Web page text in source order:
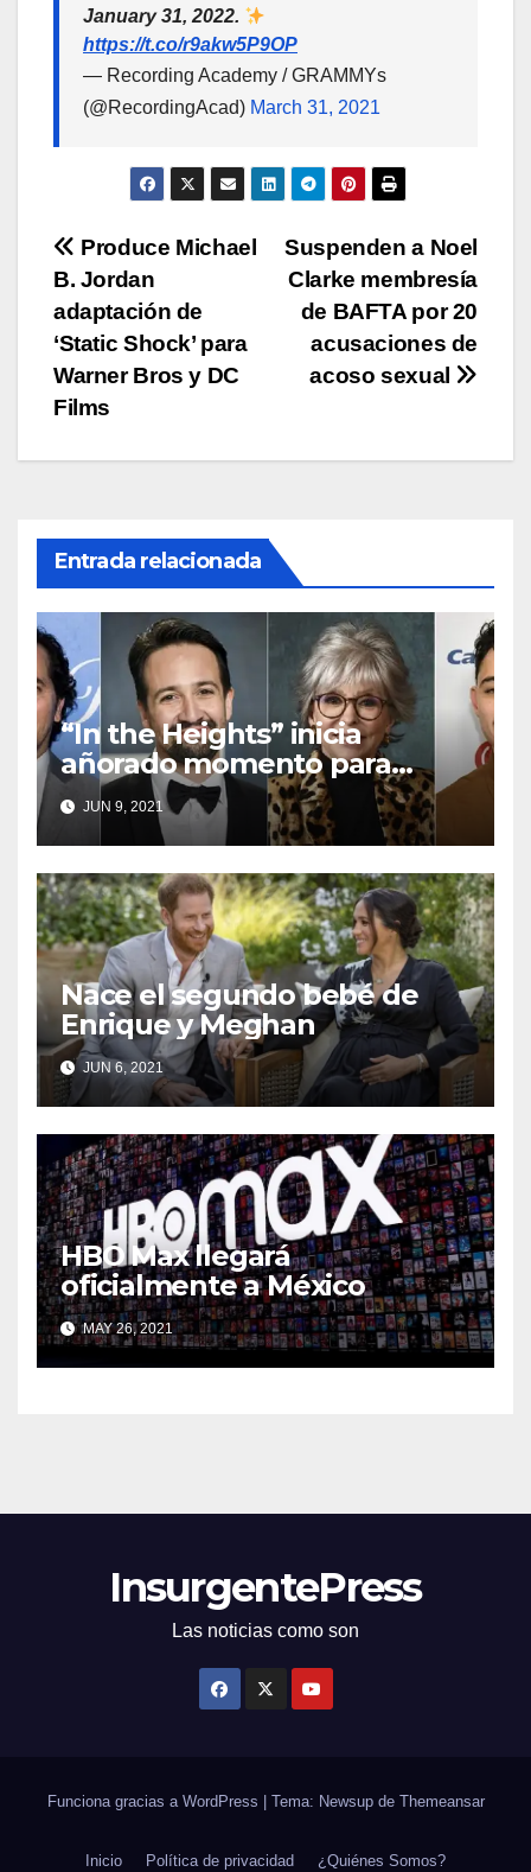
January 31, 2022.
https://t.co/r9akw5P9OP
— Recording Academy / GRAMMYs
(@RecordingAcad) March 31, 2021
Navegación
de
entradas
Suspenden a Noel
Clarke membresía
de BAFTA por 20
acusaciones de
acoso sexual
Produce Michael
B. Jordan
adaptación de
‘Static Shock’ para
Warner Bros y DC
Films
Entrada relacionada
“In the Heights” inicia
añorado momento para
latinos en cine
JUN 9, 2021
Nace el segundo bebé de
Enrique y Meghan
JUN 6, 2021
HBO Max llegará
oficialmente a México
MAY 26, 2021
InsurgentePress
Las noticias como son
Funciona gracias a WordPress Tema: Newsup de Themeansar
Inicio Política de privacidad ¿Quiénes Somos?